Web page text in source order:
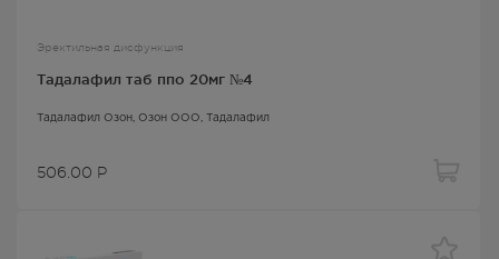
Эректильная дисфункция
Тадалафил таб ппо 20мг №4
Тадалафил Озон , Озон ООО, Тадалафил
506.00 Р